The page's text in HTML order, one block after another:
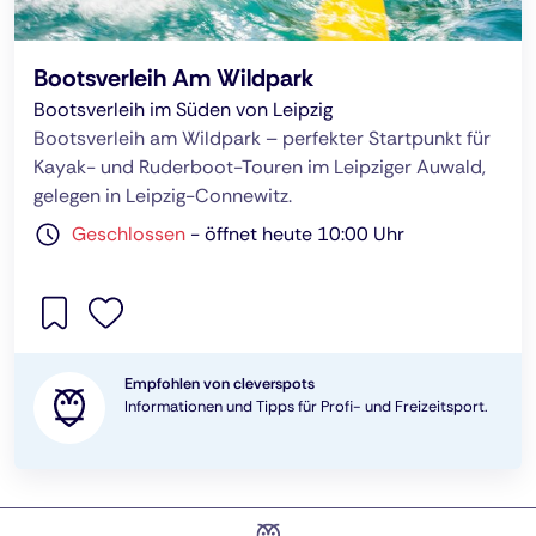
Bootsverleih Am Wildpark
Bootsverleih im Süden von Leipzig
Bootsverleih am Wildpark – perfekter Startpunkt für
Kayak- und Ruderboot-Touren im Leipziger Auwald,
gelegen in Leipzig-Connewitz.
Geschlossen -öffnet heute 10:00 Uhr
Empfohlen von cleverspots
Informationen und Tipps für Profi- und Freizeitsport.